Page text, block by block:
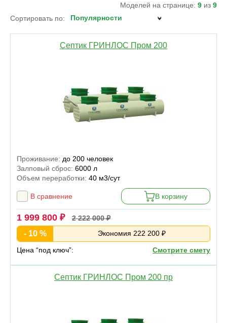
Моделей на странице: 9 из 9
Сортировать по:
Септик ГРИНЛОС Пром 200
Проживание: до 200 человек
Залповый сброс: 6000 л
Объем переработки: 40 м3/сут
В сравнение В корзину
1 999 800 ₽ 2 222 000 ₽
- 10 % Экономия 222 200 ₽
Цена “под ключ”: Смотрите смету
Септик ГРИНЛОС Пром 200 пр